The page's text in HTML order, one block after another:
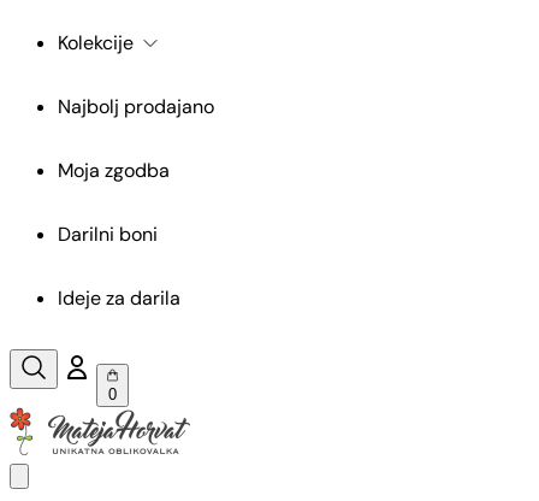
Kolekcije
Najbolj prodajano
Moja zgodba
Darilni boni
Ideje za darila
0